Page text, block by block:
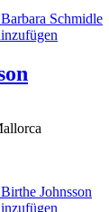
Schmidle
Johnsson